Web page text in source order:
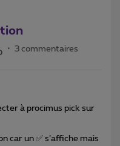
3 commentaires
à procimus pick sur
car un ✅ s’affiche mais